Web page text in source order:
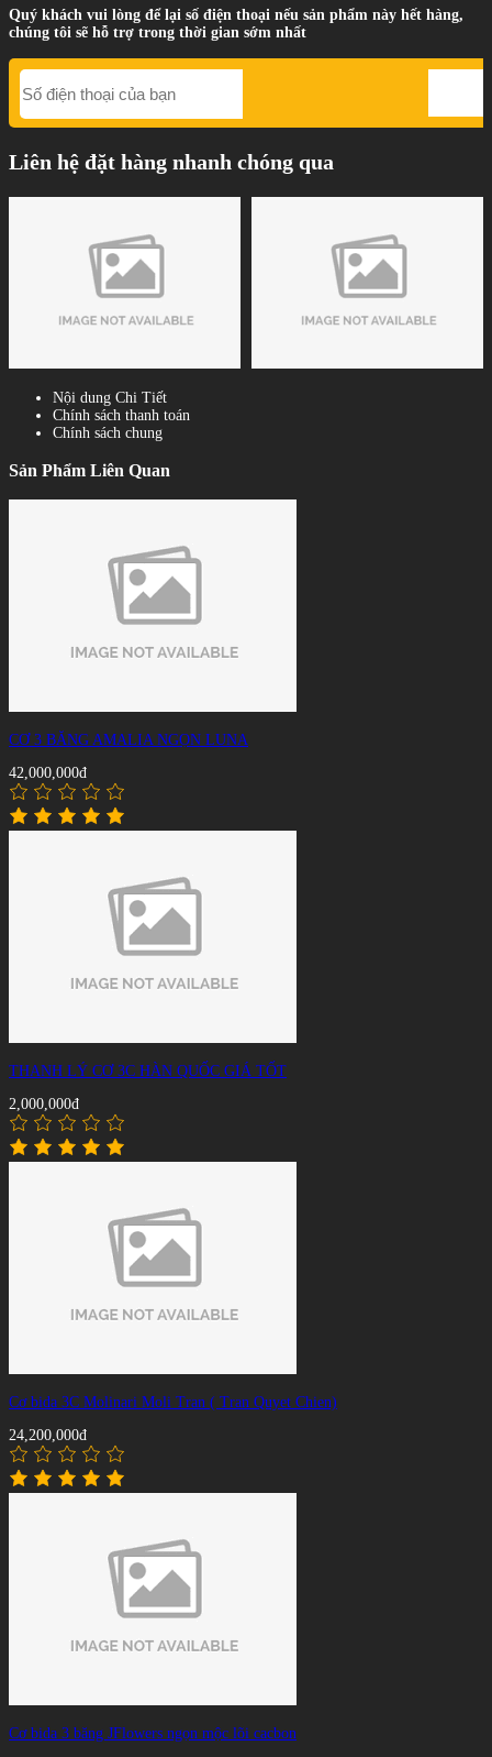
Quý khách vui lòng để lại số điện thoại nếu sản phẩm này hết hàng,
chúng tôi sẽ hỗ trợ trong thời gian sớm nhất
Liên hệ đặt hàng nhanh chóng qua
Nội dung Chi Tiết
Chính sách thanh toán
Chính sách chung
Sản Phẩm Liên Quan
CƠ 3 BĂNG AMALIA NGỌN LUNA
42,000,000đ
THANH LÝ CƠ 3C HÀN QUỐC GIÁ TỐT
2,000,000đ
Cơ bida 3C Molinari Moli Tran ( Tran Quyet Chien)
24,200,000đ
Cơ bida 3 băng JFlowers ngọn mộc lõi cacbon